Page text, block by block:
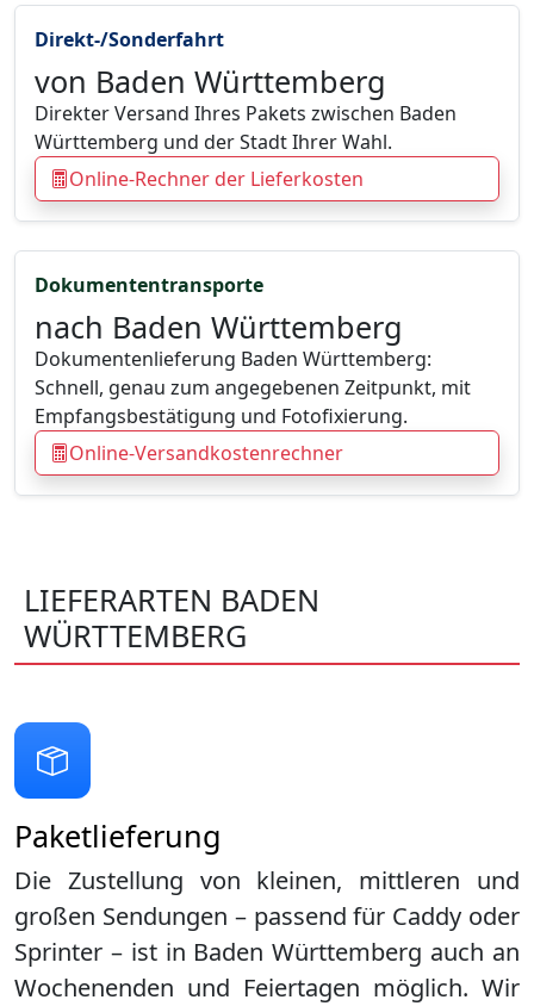
Direkt-/Sonderfahrt
von Baden Württemberg
Direkter Versand Ihres Pakets zwischen Baden
Württemberg und der Stadt Ihrer Wahl.
Online-Rechner der Lieferkosten
Dokumententransporte
nach Baden Württemberg
Dokumentenlieferung Baden Württemberg:
Schnell, genau zum angegebenen Zeitpunkt, mit
Empfangsbestätigung und Fotofixierung.
Online-Versandkostenrechner
LIEFERARTEN BADEN
WÜRTTEMBERG
Paketlieferung
Die Zustellung von kleinen, mittleren und
großen Sendungen – passend für Caddy oder
Sprinter – ist in Baden Württemberg auch an
Wochenenden und Feiertagen möglich. Wir